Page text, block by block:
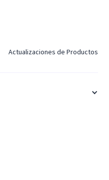
Actualizaciones de Productos